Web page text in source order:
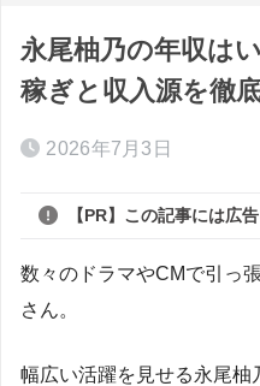
永尾柚乃の年収は
稼ぎと収入源を徹
2026年7月3日
【PR】この記事には広
数々のドラマやCMで引っ
さん。
幅広い活躍を見せる永尾柚